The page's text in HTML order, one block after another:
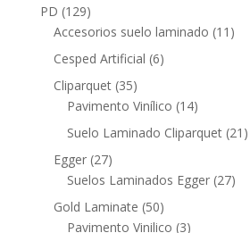
PD 129129
productos
Accesorios suelo laminado 11 11
Cesped Artificial 66
Cliparquet 3535
productos
Pavimento Vinílico 1414
productos
Suelo Laminado Cliparquet 21 21
Egger 2727
productos
Suelos Laminados Egger 2727
Gold Laminate 5050
productos
Pavimento Vinilico 33